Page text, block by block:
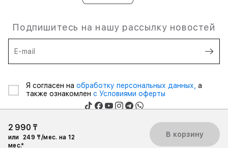
2 990 ₸
или 249 ₸/мес. на 12
мес.*
В корзину
Подпишитесь на нашу рассылку новостей
E-mail
Я согласен на обработку персональных данных, а
также ознакомлен с Условиями оферты